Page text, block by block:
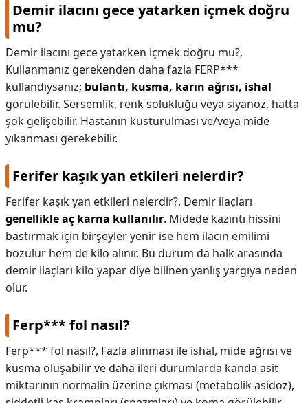
Demir ilacını gece yatarken içmek doğru
mu?
Demir ilacını gece yatarken içmek doğru mu?,
Kullanmanız gerekenden daha fazla FERP***
kullandıysanız; bulantı, kusma, karın ağrısı, ishal
görülebilir. Sersemlik, renk solukluğu veya siyanoz, hatta
şok gelişebilir. Hastanın kusturulması ve/veya mide
yıkanması gerekebilir.
Ferifer kaşık yan etkileri nelerdir?
Ferifer kaşık yan etkileri nelerdir?, Demir ilaçları
genellikle aç karna kullanılır. Midede kazıntı hissini
bastırmak için birşeyler yenir ise hem ilacın emilimi
bozulur hem de kilo alınır. Bu durum da halk arasında
demir ilaçları kilo yapar diye bilinen yanlış yargıya neden
olur.
Ferp*** fol nasıl?
Ferp*** fol nasıl?, Fazla alınması ile ishal, mide ağrısı ve
kusma oluşabilir ve daha ileri durumlarda kanda asit
miktarının normalin üzerine çıkması (metabolik asidoz),